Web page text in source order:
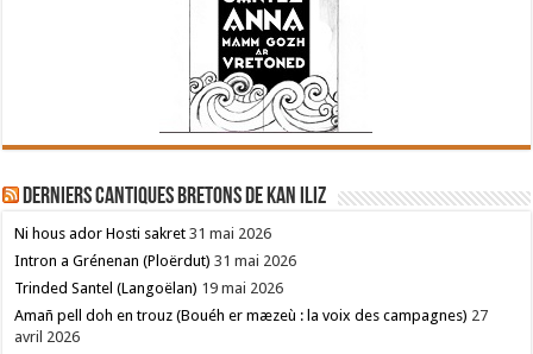
Derniers cantiques bretons de Kan Iliz
Ni hous ador Hosti sakret 31 mai 2026
Intron a Grénenan (Ploërdut) 31 mai 2026
Trinded Santel (Langoëlan) 19 mai 2026
Amañ pell doh en trouz (Bouéh er mæzeù : la voix des campagnes) 27
avril 2026